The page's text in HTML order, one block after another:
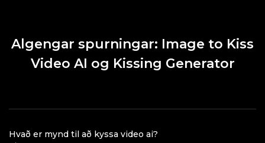
Algengar spurningar: Image to Kiss
Video AI og Kissing Generator
Hvað er mynd til að kyssa video ai?